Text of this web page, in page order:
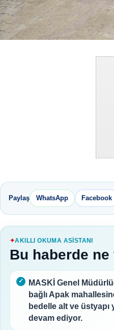
Paylaş WhatsApp Facebook
AKILLI OKUMA ASISTANI
Bu haberde ne
MASKİ Genel
bağlı Apak
bedelle alt ve üstyapı
devam ediyor.